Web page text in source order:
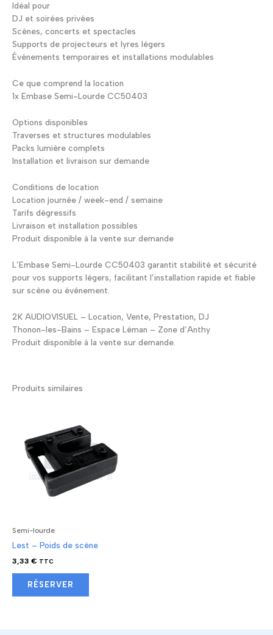
Idéal pour
DJ et soirées privées
Scènes, concerts et spectacles
Supports de projecteurs et lyres légers
Événements temporaires et installations modulables
Ce que comprend la location
1x Embase Semi-Lourde CC50403
Options disponibles
Traverses et structures modulables
Packs lumière complets
Installation et livraison sur demande
Conditions de location
Location journée / week-end / semaine
Tarifs dégressifs
Livraison et installation possibles
Produit disponible à la vente sur demande
L’Embase Semi-Lourde CC50403 garantit stabilité et sécurité
pour vos supports légers, facilitant l’installation rapide et fiable
sur scène ou événement.
2K AUDIOVISUEL – Location, Vente, Prestation, DJ
Thonon-les-Bains – Espace Léman – Zone d’Anthy
Produit disponible à la vente sur demande.
Produits similaires
Semi-lourde
Lest – Poids de scène
3,33 € TTC
RÉSERVER